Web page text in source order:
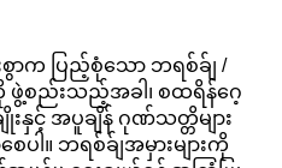
ာက ပြည့်စုံသော ဘရစ်ခ်ျ /
စည်းသည့်အခါ၊ စထရိန်ဂေ့
းနှင့် အပူချိန် ဂုဏ်သတ္တိများ
ပါ။ ဘရစ်ခ်ျအမှားများကို